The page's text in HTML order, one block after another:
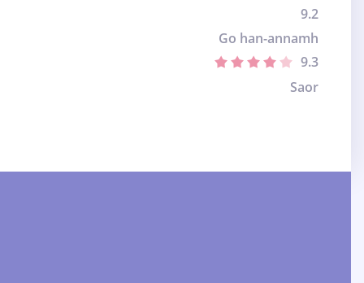
9.2
Go han-annamh
9.3
Saor